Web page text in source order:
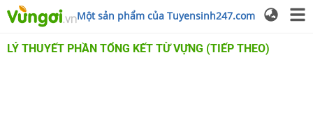
Một sản phẩm của Tuyensinh247.com
LÝ THUYẾT PHẦN TỔNG KẾT TỪ VỰNG (TIẾP THEO)